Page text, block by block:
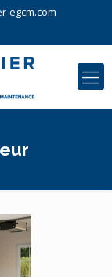
egcm.com